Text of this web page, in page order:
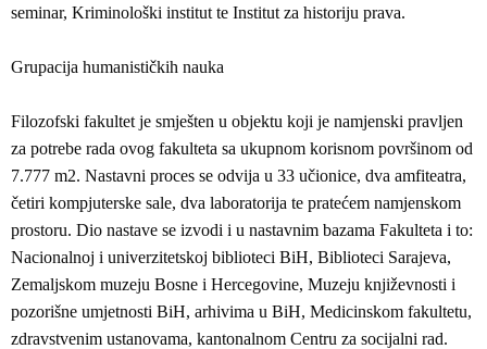
seminar, Kriminološki institut te Institut za historiju prava.
Grupacija humanističkih nauka
Filozofski fakultet je smješten u objektu koji je namjenski pravljen
za potrebe rada ovog fakulteta sa ukupnom korisnom površinom od
7.777 m2. Nastavni proces se odvija u 33 učionice, dva amfiteatra,
četiri kompjuterske sale, dva laboratorija te pratećem namjenskom
prostoru. Dio nastave se izvodi i u nastavnim bazama Fakulteta i to:
Nacionalnoj i univerzitetskoj biblioteci BiH, Biblioteci Sarajeva,
Zemaljskom muzeju Bosne i Hercegovine, Muzeju književnosti i
pozorišne umjetnosti BiH, arhivima u BiH, Medicinskom fakultetu,
zdravstvenim ustanovama, kantonalnom Centru za socijalni rad.